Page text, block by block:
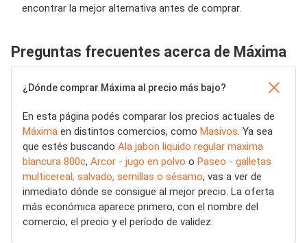
encontrar la mejor alternativa antes de comprar.
Preguntas frecuentes acerca de Máxima
¿Dónde comprar Máxima al precio más bajo?
En esta página podés comparar los precios actuales de
Máxima en distintos comercios, como Masivos. Ya sea
que estés buscando Ala jabon liquido regular maxima
blancura 800c, Arcor - jugo en polvo o Paseo - galletas
multicereal, salvado, semillas o sésamo, vas a ver de
inmediato dónde se consigue al mejor precio. La oferta
más económica aparece primero, con el nombre del
comercio, el precio y el período de validez.